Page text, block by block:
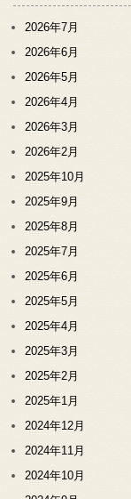
2026年7月
2026年6月
2026年5月
2026年4月
2026年3月
2026年2月
2025年10月
2025年9月
2025年8月
2025年7月
2025年6月
2025年5月
2025年4月
2025年3月
2025年2月
2025年1月
2024年12月
2024年11月
2024年10月